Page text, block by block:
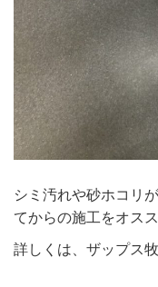
シミ汚れや砂ホコリ
てからの施工をオス
詳しくは、ザップス